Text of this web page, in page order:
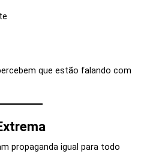
que estão falando com
propaganda igual para todo